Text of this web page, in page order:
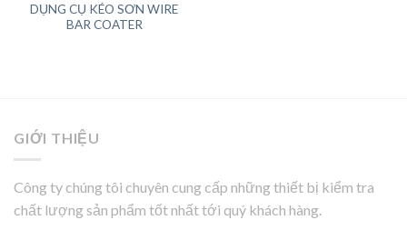
DỤNG CỤ KÉO SƠN WIRE
BAR COATER
GIỚI THIỆU
Công ty chúng tôi chuyên cung cấp những thiết bị kiểm tra
chất lượng sản phẩm tốt nhất tới quý khách hàng.